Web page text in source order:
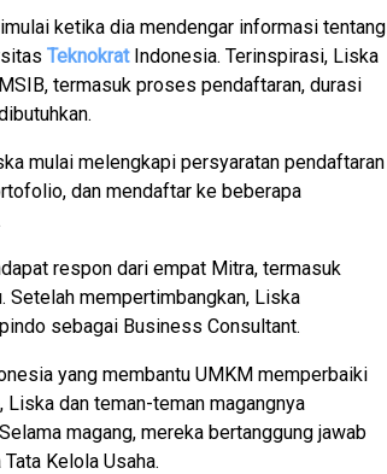
ketika dia mendengar informasi tentang
TeknokratIndonesia. Terinspirasi, Liska
termasuk proses pendaftaran, durasi
mulai melengkapi persyaratan pendaftaran
dan mendaftar ke beberapa
respon dari empat Mitra, termasuk
Setelah mempertimbangkan, Liska
sebagai Business Consultant.
yang membantu UMKM memperbaiki
dan teman-teman magangnya
magang, mereka bertanggung jawab
Kelola Usaha.